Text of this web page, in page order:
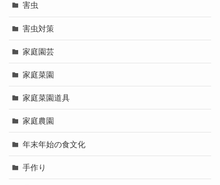
害虫
害虫対策
家庭園芸
家庭菜園
家庭菜園道具
家庭農園
年末年始の食文化
手作り